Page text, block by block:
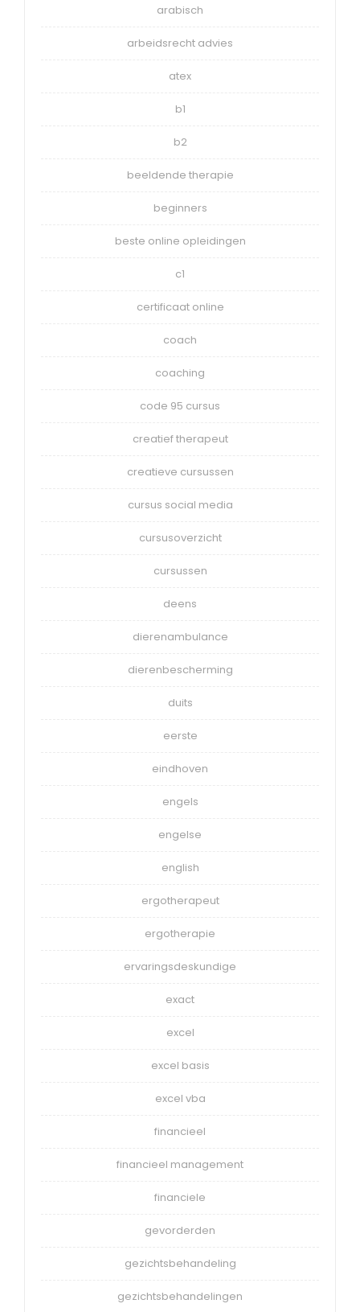
arabisch
arbeidsrecht advies
atex
b1
b2
beeldende therapie
beginners
beste online opleidingen
c1
certificaat online
coach
coaching
code 95 cursus
creatief therapeut
creatieve cursussen
cursus social media
cursusoverzicht
cursussen
deens
dierenambulance
dierenbescherming
duits
eerste
eindhoven
engels
engelse
english
ergotherapeut
ergotherapie
ervaringsdeskundige
exact
excel
excel basis
excel vba
financieel
financieel management
financiele
gevorderden
gezichtsbehandeling
gezichtsbehandelingen